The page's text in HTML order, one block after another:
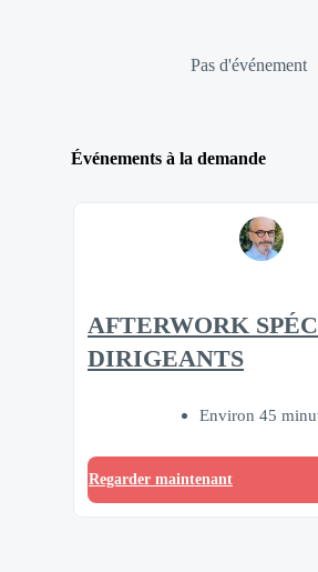
Pas d'événement
Événements à la demande
AFTERWORK
DIRIGEANTS
Environ 45
Regarder maintenant